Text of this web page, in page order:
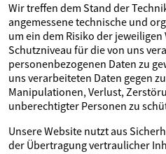
Wir treffen dem Stand der
angemessene technische und
um ein dem Risiko der
Schutzniveau für die von uns
personenbezogenen Daten zu
uns verarbeiteten Daten gegen
Manipulationen, Verlust,
unberechtigter Personen zu
Unsere Website nutzt aus
der Übertragung vertraulicher